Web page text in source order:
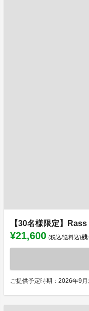
【30名様限定】
¥21,600 (税込/送料込)残
ご提供予定時期：2026年9月